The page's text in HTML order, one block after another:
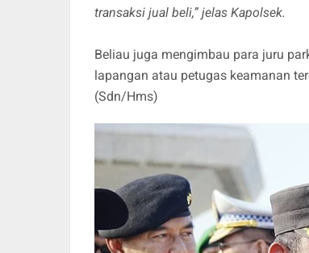
transaksi jual beli,” jelas Kapolsek.
Beliau juga mengimbau para juru
lapangan atau petugas keamanan
(Sdn/Hms)